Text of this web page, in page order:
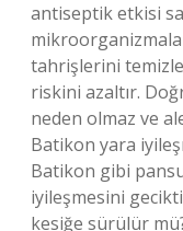
antiseptik etkisi
tahrişlerini
riskini azaltır.
neden olmaz ve
Batikon yara
Batikon gibi
iyileşmesini
kesiğe sürülür